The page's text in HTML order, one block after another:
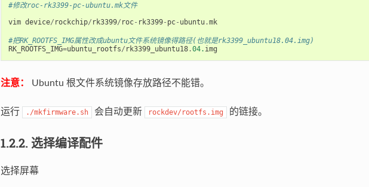
#修改roc-rk3399-pc-ubuntu.mk文件
vim device/ rockchip/ rk3399/ roc- rk3399- pc- ubuntu.mk
#把RK_ROOTFS_IMG属性改成ubuntu文件系统镜像得路径(也就是rk3399_ubuntu18.04.img)
RK_ROOTFS_IMG=ubuntu_rootfs/ rk3399_ubuntu18.04. img
注意： Ubuntu 根文件系统镜像存放路径不能错。
运行 ./mkfirmware.sh 会自动更新 rockdev/rootfs.img 的链接。
1.2.2. 选择编译配件
选择屏幕